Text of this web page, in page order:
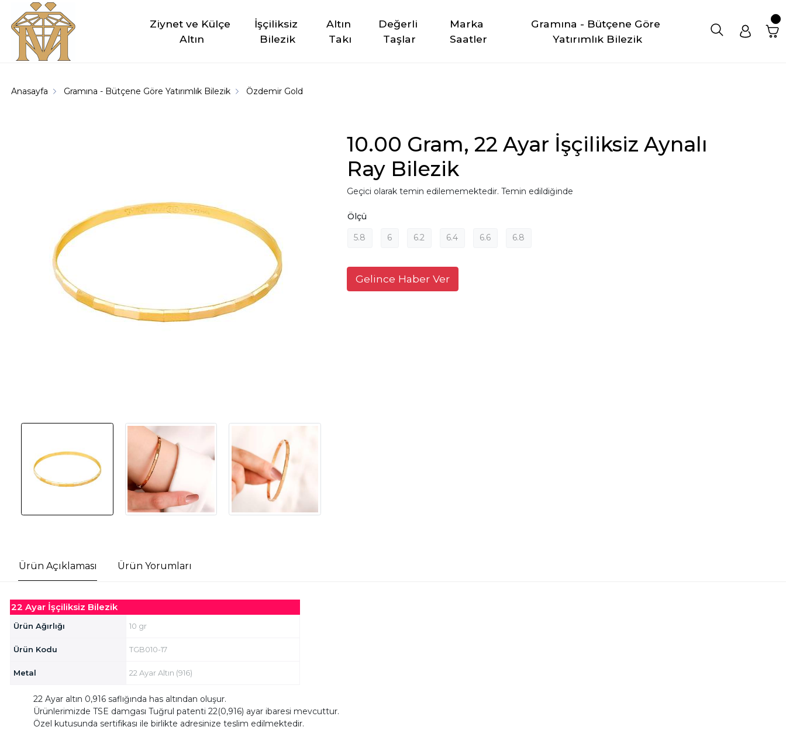
Ziynet ve Külçe
Altın
İşçiliksiz
Bilezik
Altın
Takı
Değerli
Taşlar
Marka
Saatler
Gramına - Bütçene Göre
Yatırımlık Bilezik
Anasayfa Gramına - Bütçene Göre Yatırımlık Bilezik Özdemir Gold
10.00 Gram, 22 Ayar İşçiliksiz Aynalı
Ray Bilezik
Geçici olarak temin edilememektedir. Temin edildiğinde
Ölçü
5.8 6 6.2 6.4 6.6 6.8
Gelince Haber Ver
Ürün Açıklaması Ürün Yorumları
22 Ayar İşçiliksiz Bilezik
Ürün Ağırlığı 10 gr
Ürün Kodu TGB010-17
Metal 22 Ayar Altın (916)
22 Ayar altın 0,916 saflığında has altından oluşur.
Ürünlerimizde TSE damgası Tuğrul patenti 22(0,916) ayar ibaresi mevcuttur.
Özel kutusunda sertifikası ile birlikte adresinize teslim edilmektedir.